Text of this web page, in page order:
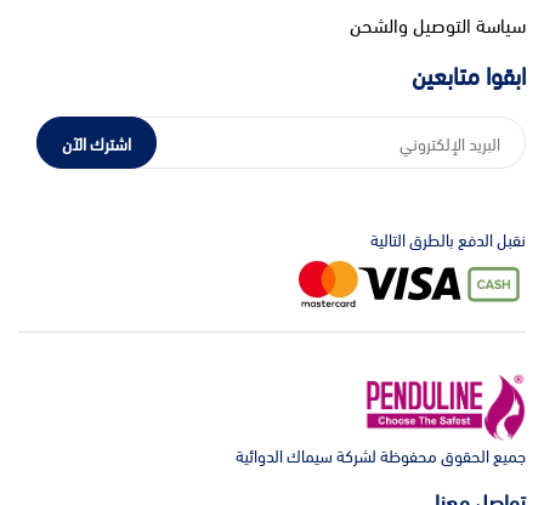
سياسة التوصيل والشحن
ابقوا متابعين
اشترك الآن
نقبل الدفع بالطرق التالية
جميع الحقوق محفوظة لشركة سيماك الدوائية